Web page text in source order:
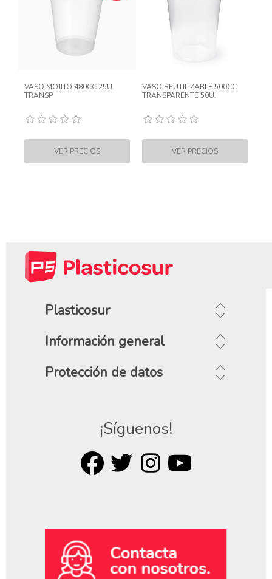
VASO MOJITO 480CC 25U.
TRANSP.
VASO REUTILIZABLE 500CC
TRANSPARENTE 50U.
Plasticosur
Información general
Protección de datos
¡Síguenos!